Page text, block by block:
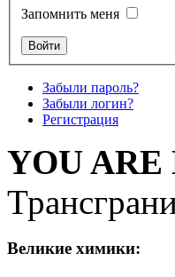
Запомнить меня
Забыли пароль?
Забыли логин?
Регистрация
YOU ARE
Великие химики: